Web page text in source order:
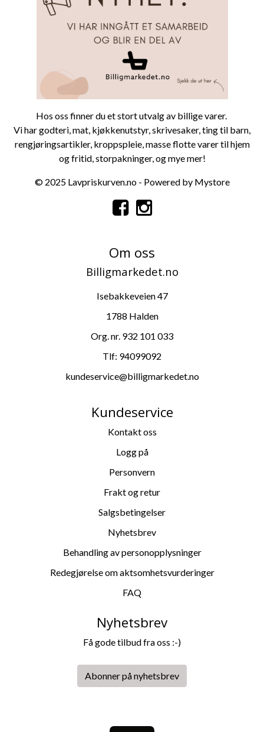
Hos oss finner du et stort utvalg av billige varer.
Vi hargodteri,mat, kjøkkenutstyr,skrivesaker,ting til barn,
rengjøringsartikler, kroppspleie, masse flotte varer tilhjem
og fritid,storpakninger, og mye mer!
© 2025 Lavpriskurven.no - Powered by Mystore
Om oss
Billigmarkedet.no
Isebakkeveien 47
1788 Halden
Org. nr. 932 101 033
Tlf: 94099092
kundeservice@billigmarkedet.no
Kundeservice
Kontakt oss
Logg på
Personvern
Frakt og retur
Salgsbetingelser
Nyhetsbrev
Behandling av personopplysninger
Redegjørelse om aktsomhetsvurderinger
FAQ
Nyhetsbrev
Få gode tilbud fra oss :-)
Abonner på nyhetsbrev